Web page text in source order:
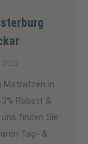
Matratzen in
Rabatt &
finden Sie:
Tag- &